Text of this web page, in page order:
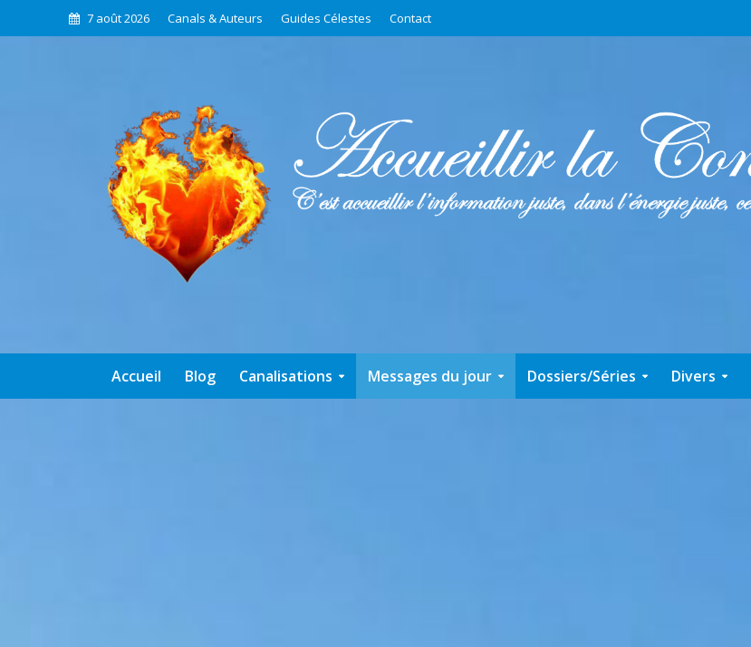
7 août 2026 Canals & Auteurs Guides Célestes Contact
Accueil Blog Canalisations Messages du jour Dossiers/Séries Divers